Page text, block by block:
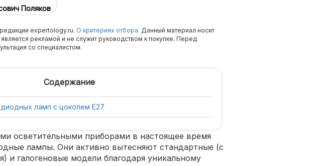
Поляков
expertology.ru. О критериях отбора. Данный материал носит
рекламой и не служит руководством к покупке. Перед
со специалистом.
Содержание
ламп с цоколем Е27
осветительными приборами в настоящее время
лампы. Они активно вытесняют стандартные (с
и галогеновые модели благодаря уникальному